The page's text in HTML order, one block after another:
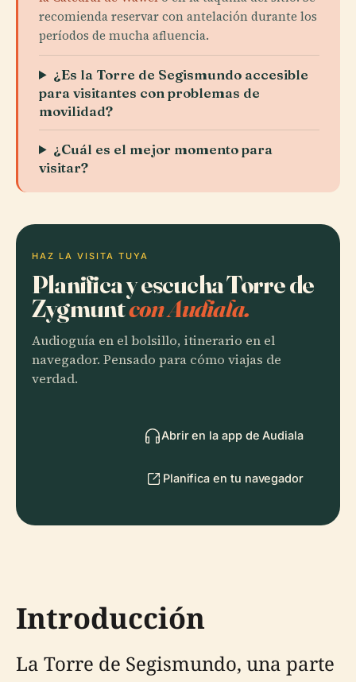
recomienda reservar con antelación durante los
períodos de mucha afluencia.
¿Es la Torre de Segismundo accesible
para visitantes con problemas de
movilidad?
¿Cuál es el mejor momento para
visitar?
HAZ LA VISITA TUYA
Planifica y escucha Torre de
Zygmuntcon Audiala.
Audioguía en el bolsillo, itinerario en el
navegador. Pensado para cómo viajas de
verdad.
Abrir en la app de Audiala
Planifica en tu navegador
Introducción
La Torre de Segismundo, una parte